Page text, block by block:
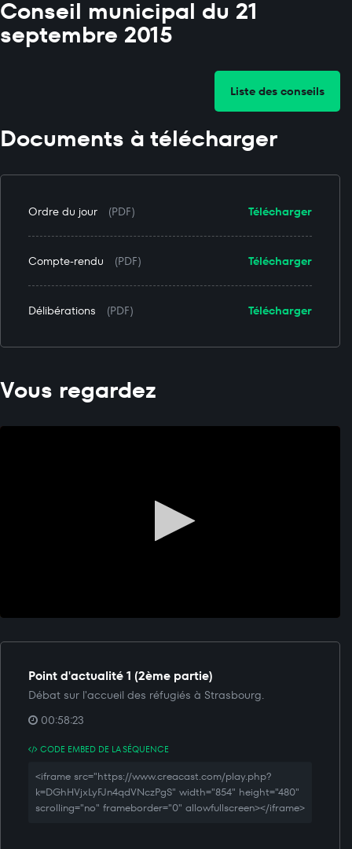
Conseil municipal du 21
septembre 2015
Liste des conseils
Documents à télécharger
Télécharger
Ordre du jour (PDF)
Télécharger
Compte-rendu (PDF)
Télécharger
Délibérations (PDF)
Vous regardez
Point d'actualité 1 (2ème partie)
Débat sur l'accueil des réfugiés à Strasbourg.
00:58:23
CODE EMBED DE LA SÉQUENCE
<iframe src="https://www.creacast.com/play.php?
k=DGhHVjxLyFJn4qdVNczPgS" width="854" height="480"
scrolling="no" frameborder="0" allowfullscreen></iframe>